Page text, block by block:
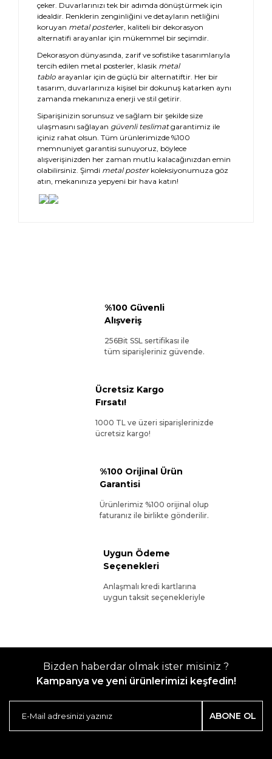
çeker. Duvarlarınızı tek bir adımda dönüştürmek için
idealdir. Renklerin zenginliğini ve detayların netliğini
koruyan metal posterler, kaliteli bir dekorasyon
alternatifi arayanlar için mükemmel bir seçimdir.
Dekorasyon dünyasında, zarif ve sofistike tasarımlarıyla
tercih edilen metal posterler, klasik metal
tablo arayanlar için de güçlü bir alternatiftir. Her bir
tasarım, duvarlarınıza kişisel bir dokunuş katarken aynı
zamanda mekanınıza enerji ve stil getirir.
Siparişinizin sorunsuz ve sağlam bir şekilde size
ulaşmasını sağlayan güvenli teslimatgarantimiz ile
içiniz rahat olsun. Tüm ürünlerimizde %100
memnuniyet garantisi sunuyoruz, böylece
alışverişinizden her zaman mutlu kalacağınızdan emin
olabilirsiniz. Şimdi metal posterkoleksiyonumuza göz
atın, mekanınıza yepyeni bir hava katın!
%100 Güvenli
Alışveriş
256Bit SSL sertifikası ile
tüm siparişleriniz güvende.
Ücretsiz Kargo
Fırsatı!
1000 TL ve üzeri siparişlerinizde
ücretsiz kargo!
%100 Orijinal Ürün
Garantisi
Ürünlerimiz %100 orijinal olup
faturanız ile birlikte gönderilir.
Uygun Ödeme
Seçenekleri
Anlaşmalı kredi kartlarına
uygun taksit seçenekleriyle
Bizden haberdar olmak ister misiniz ?
Kampanya ve yeni ürünlerimizi keşfedin!
ABONE OL